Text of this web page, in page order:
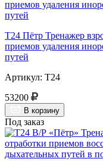
Т24 Пётр Тренажер
приемов удаления
путей
Артикул: Т24
53200
В корзину
Под заказ